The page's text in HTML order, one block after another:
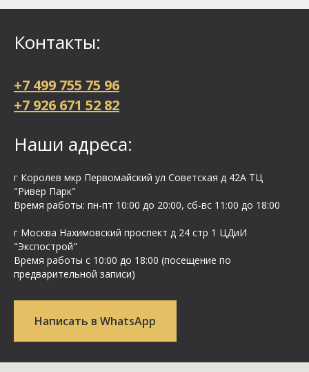
Контакты:
+7 499 755 75 96
+7 926 671 52 82
Наши адреса:
г Королев мкр Первомайский ул Cоветская д 42А ТЦ
"Ривер Парк"
Время работы: пн-пт 10:00 до 20:00, сб-вс 11:00 до 18:00
г Москва Нахимовский проспект д 24 стр 1 ЦДиИ
"Экспострой"
Время работы с 10:00 до 18:00 (посещение по
предварительной записи)
Написать в WhatsApp